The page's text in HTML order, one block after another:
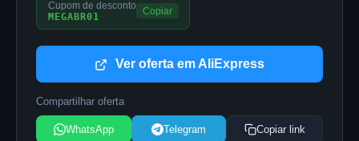
Cupom de desconto
MEGABR01
Copiar
Ver oferta em AliExpress
Compartilhar oferta
WhatsApp Telegram Copiar link